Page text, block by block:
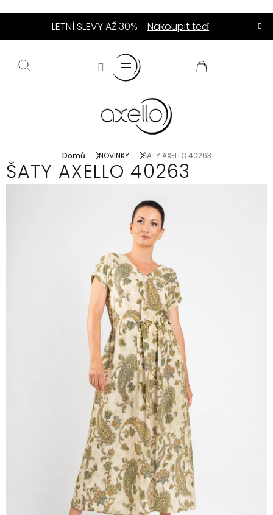
obsah
LETNÍ SLEVY AŽ 30% Nakoupit teď
Domů NOVINKY ŠATY AXELLO 40263
ŠATY AXELLO 40263